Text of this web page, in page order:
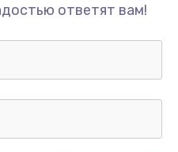
ответят вам!